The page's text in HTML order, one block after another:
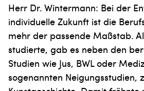
Herr Dr. Wintermann: Bei der
individuelle Zukunft ist die
mehr der passende Maßstab.
studierte, gab es neben den
Studien wie Jus, BWL oder
sogenannten Neigungsstudien,